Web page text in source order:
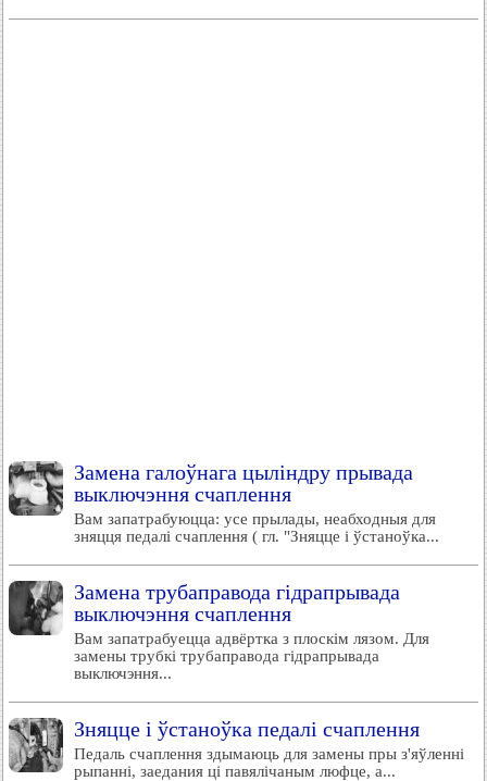
Замена галоўнага цыліндру прывада
выключэння счаплення
Вам запатрабуюцца: усе прылады, неабходныя для
зняцця педалі счаплення ( гл. "Зняцце і ўстаноўка...
Замена трубаправода гідрапрывада
выключэння счаплення
Вам запатрабуецца адвёртка з плоскім лязом. Для
замены трубкі трубаправода гідрапрывада
выключэння...
Зняцце і ўстаноўка педалі счаплення
Педаль счаплення здымаюць для замены пры з'яўленні
рыпанні, заедания ці павялічаным люфце, а...